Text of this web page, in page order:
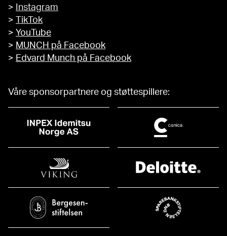
>
Instagram
>
TikTok
> YouTube
> MUNCH på Facebook
> Edvard Munch på Facebook
Våre sponsorpartnere og støttespillere: